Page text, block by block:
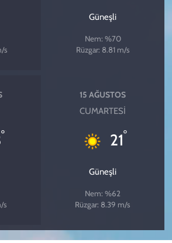
s
Güneşli
Nem: %70
Rüzgar: 8.81 m/s
°
s
15 AĞUSTOS
CUMARTESI
21°
Güneşli
Nem: %62
Rüzgar: 8.39 m/s